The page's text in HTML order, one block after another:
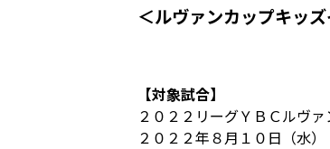
＜ルヴァンカップキッ
【対象試合】
２０２２リーグＹＢＣルヴ
２０２２年８月１０日（水